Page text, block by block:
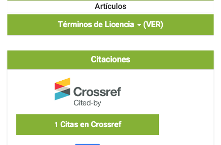
Artículos
Términos de Licencia
(VER)
Citaciones
1 Citas en Crossref